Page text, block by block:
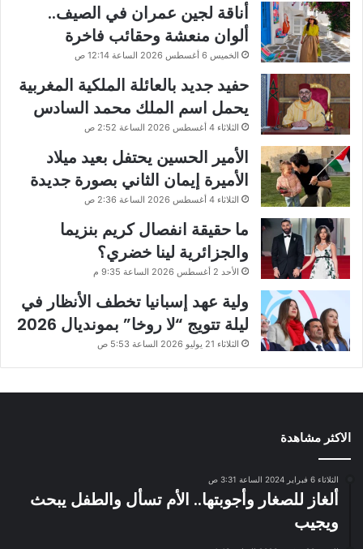
أناقة لجين عمران في الصيف..
ألوان منعشة وحقائب فاخرة
الخميس 6 أغسطس 2026 الساعة 12:14 ص
حفيد جديد بالعائلة الملكية المغربية
يحمل اسم الملك محمد السادس
الثلاثاء 4 أغسطس 2026 الساعة 2:52 ص
الأمير الحسين يحتفل بعيد ميلاد
الأميرة إيمان الثاني بصورة جديدة
الثلاثاء 4 أغسطس 2026 الساعة 2:36 ص
ما حقيقة انفصال كريم بنزيما
والجزائرية لينا خضري؟
الأحد 2 أغسطس 2026 الساعة 9:35 م
ولية عهد إسبانيا تخطف الأنظار في
ليلة تتويج “لا روخا” بمونديال 2026
الثلاثاء 21 يوليو 2026 الساعة 5:53 ص
الاكثر مشاهدة
الثلاثاء 6 فبراير 2024 الساعة 3:31 ص
ألغاز للصغار وأجوبتها.. الأم تسأل والطفل يبحث
ويجيب